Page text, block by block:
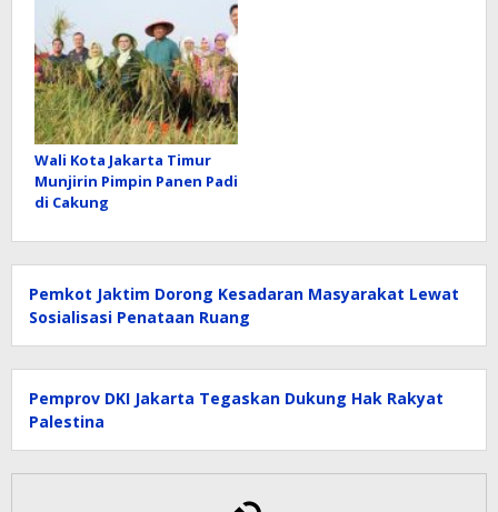
Wali Kota Jakarta Timur
Munjirin Pimpin Panen Padi
di Cakung
Pemkot Jaktim Dorong Kesadaran Masyarakat Lewat
Sosialisasi Penataan Ruang
Pemprov DKI Jakarta Tegaskan Dukung Hak Rakyat
Palestina